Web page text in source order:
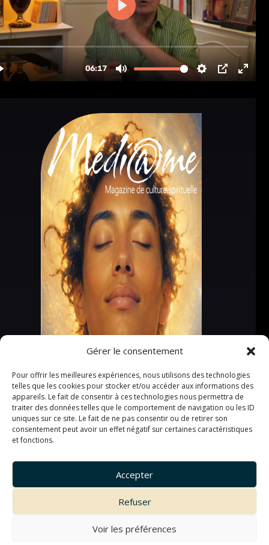
Gérer le consentement
Pour offrir les meilleures expériences, nous utilisons des technologies
telles que les cookies pour stocker et/ou accéder aux informations des
appareils. Le fait de consentir à ces technologies nous permettra de
traiter des données telles que le comportement de navigation ou les ID
uniques sur ce site. Le fait de ne pas consentir ou de retirer son
consentement peut avoir un effet négatif sur certaines caractéristiques
et fonctions.
Accepter
Refuser
Voir les préférences